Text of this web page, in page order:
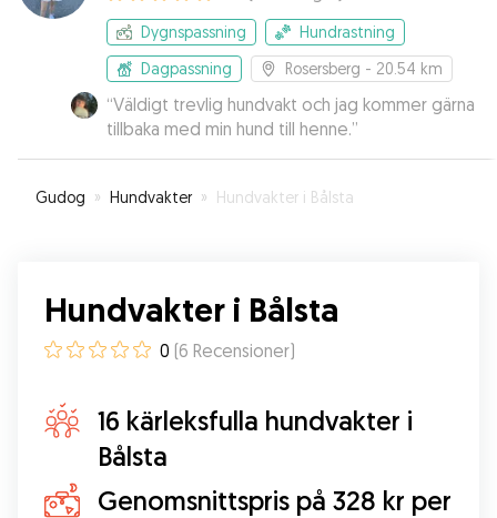
Dygnspassning
Hundrastning
Dagpassning
Rosersberg - 20.54 km
“Väldigt trevlig hundvakt och jag kommer gärna
tillbaka med min hund till henne.”
Gudog » Hundvakter » Hundvakter i Bålsta
Hundvakter i Bålsta
0 (6 Recensioner)
16 kärleksfulla hundvakter i
Bålsta
Genomsnittspris på 328 kr per